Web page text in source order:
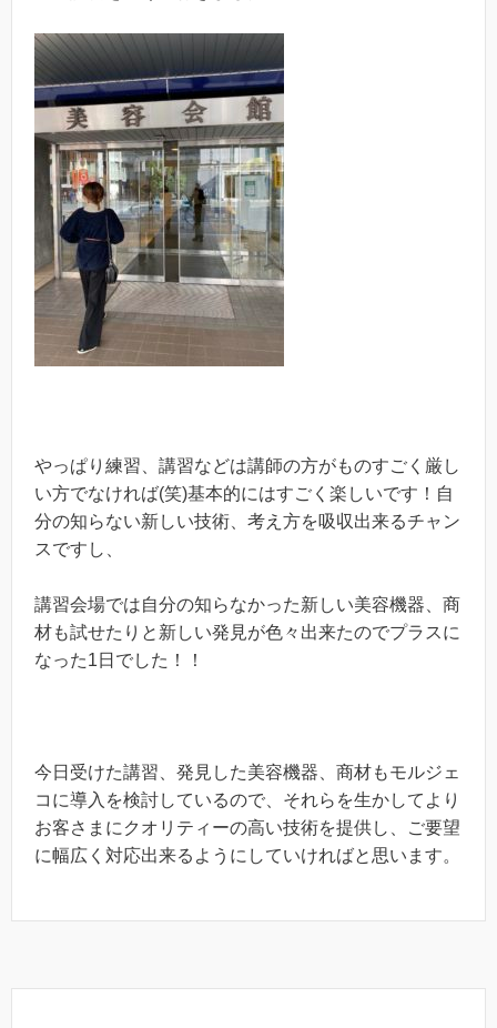
やっぱり練習、講習などは講師の方がものすごく厳し
い方でなければ(笑)基本的にはすごく楽しいです！自
分の知らない新しい技術、考え方を吸収出来るチャン
スですし、
講習会場では自分の知らなかった新しい美容機器、商
材も試せたりと新しい発見が色々出来たのでプラスに
なった1日でした！！
今日受けた講習、発見した美容機器、商材もモルジェ
コに導入を検討しているので、それらを生かしてより
お客さまにクオリティーの高い技術を提供し、ご要望
に幅広く対応出来るようにしていければと思います。